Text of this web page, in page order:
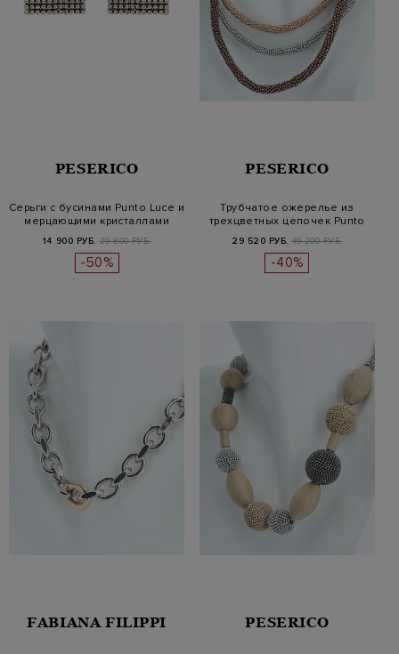
PESERICO
Серьги с бусинами Punto Luce и
мерцающими кристаллами
14 900 РУБ. 29 800 РУБ.
-50%
PESERICO
Трубчатое ожерелье из
трехцветных цепочек Punto
Luce
29 520 РУБ. 49 200 РУБ.
-40%
FABIANA FILIPPI PESERICO